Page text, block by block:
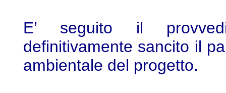
E’ seguito il
definitivamente sancito il
ambientale del progetto.